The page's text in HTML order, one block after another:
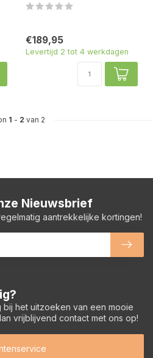
€189,95
Levertijd 2 tot 4 werkdagen
1 - 2 van 2
het uitzoeken van een mooie
vrijblijvend contact met ons op!
Nieuwsbrief
aantrekkelijke kortingen!